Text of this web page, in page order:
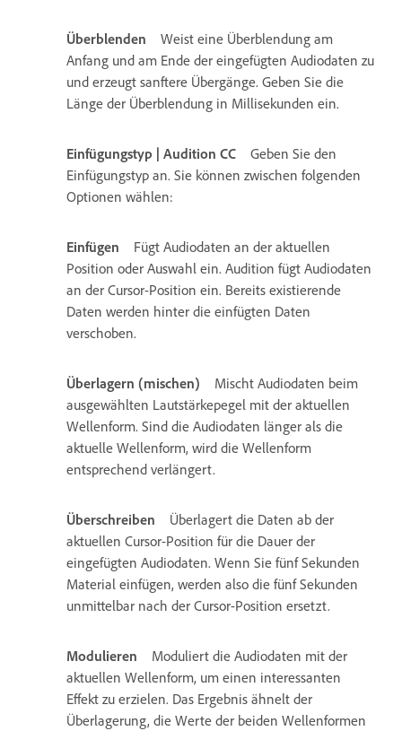
Überblenden
Weist eine Überblendung am
Anfang und am Ende der eingefügten Audiodaten zu
und erzeugt sanftere Übergänge. Geben Sie die
Länge der Überblendung in Millisekunden ein.
Einfügungstyp | Audition CC
Geben Sie den
Einfügungstyp an. Sie können zwischen folgenden
Optionen wählen:
Einfügen
Fügt Audiodaten an der aktuellen
Position oder Auswahl ein. Audition fügt Audiodaten
an der Cursor-Position ein. Bereits existierende
Daten werden hinter die einfügten Daten
verschoben.
Überlagern (mischen)
Mischt Audiodaten beim
ausgewählten Lautstärkepegel mit der aktuellen
Wellenform. Sind die Audiodaten länger als die
aktuelle Wellenform, wird die Wellenform
entsprechend verlängert.
Überschreiben
Überlagert die Daten ab der
aktuellen Cursor-Position für die Dauer der
eingefügten Audiodaten. Wenn Sie fünf Sekunden
Material einfügen, werden also die fünf Sekunden
unmittelbar nach der Cursor-Position ersetzt.
Modulieren
Moduliert die Audiodaten mit der
aktuellen Wellenform, um einen interessanten
Effekt zu erzielen. Das Ergebnis ähnelt der
Überlagerung, die Werte der beiden Wellenformen